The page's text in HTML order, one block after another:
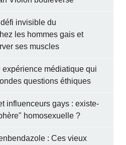
invisible du
les hommes gais et
ses muscles
expérience médiatique qui
questions éthiques
influenceurs gays : existe-
homosexuelle ?
: Ces vieux